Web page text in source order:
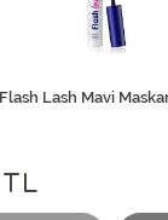
Lash Mavi